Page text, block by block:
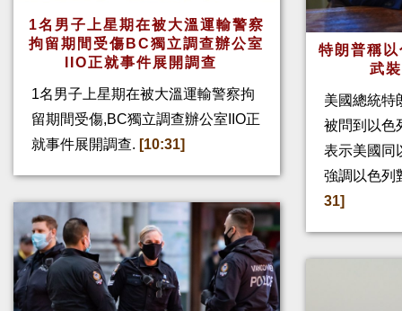
1名男子上星期在被大溫運輸警察
拘留期間受傷BC獨立調查辦公室
IIO正就事件展開調查
1名男子上星期在被大溫運輸警察拘
留期間受傷,BC獨立調查辦公室IIO正
就事件展開調查. [10:31]
特朗普稱
武
美國總統特
被問到以色
表示美國同
強調以色列
31]